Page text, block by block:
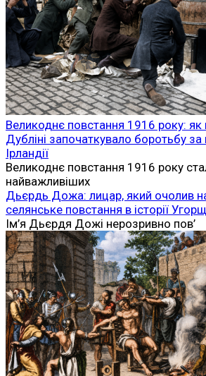
Великоднє повстання 1916 року: як
Дубліні започаткувало боротьбу за
Ірландії
Великоднє повстання 1916 року
найважливіших
Дьєрдь Дожа: лицар, який очолив
селянське повстання в історії
Ім’я Дьєрдя Дожі нерозривно пов’